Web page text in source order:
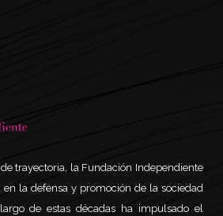
trayectoria, la Fundación Independiente
la defensa y promoción de la sociedad
de estas décadas ha impulsado el